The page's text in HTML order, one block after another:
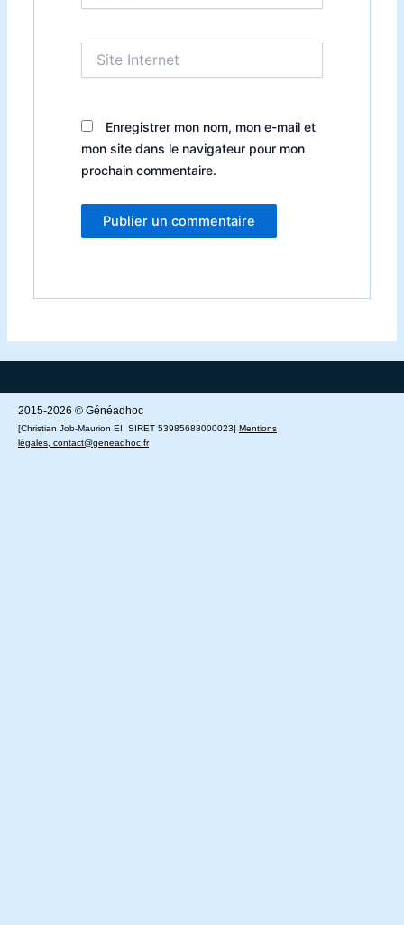
Internet
Enregistrer mon nom, mon e-mail et
mon site dans le navigateur pour mon
prochain commentaire.
2015-2026 © Généadhoc
[Christian Job-Maurion EI, SIRET 53985688000023] Mentions
légales contact@geneadhoc.fr